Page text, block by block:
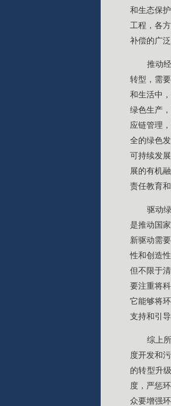
和生态保
工程，各
补偿的广
推动
转型，需
和生活中
绿色生产
应链管理
全的绿色
可持续发
展的有机
责任教育
驱动
是推动国
新驱动需
性和创造
但不限于
要注重将
它能够将
支持和引
综上
度开发和
的转型升
度，严惩
众要增强